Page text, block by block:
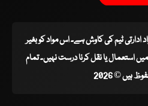
ادارتی ٹیم کی کاوش ہے۔ اس مواد کو بغیر
یا نقل کرنا درست نہیں۔ تمام
ہیں © 2026